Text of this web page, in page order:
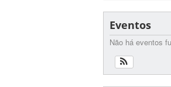
Eventos
Não há eventos